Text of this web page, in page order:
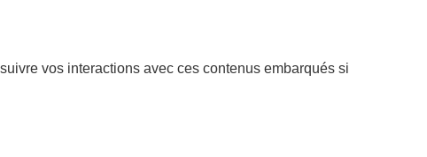
vos interactions avec ces contenus embarqués si